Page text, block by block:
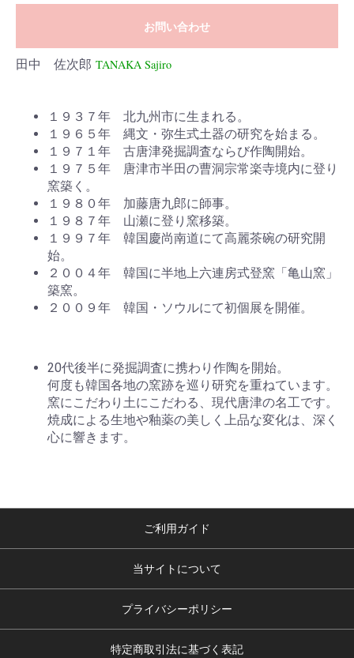
お問い合わせ
田中 佐次郎 TANAKA Sajiro
１９３７年 北九州市に生まれる。
１９６５年 縄文・弥生式土器の研究を始まる。
１９７１年 古唐津発掘調査ならび作陶開始。
１９７５年 唐津市半田の曹洞宗常楽寺境内に登り
窯築く。
１９８０年 加藤唐九郎に師事。
１９８７年 山瀬に登り窯移築。
１９９７年 韓国慶尚南道にて高麗茶碗の研究開
始。
２００４年 韓国に半地上六連房式登窯「亀山窯」
築窯。
２００９年 韓国・ソウルにて初個展を開催。
20代後半に発掘調査に携わり作陶を開始。
何度も韓国各地の窯跡を巡り研究を重ねています。
窯にこだわり土にこだわる、現代唐津の名工です。
焼成による生地や釉薬の美しく上品な変化は、深く
心に響きます。
ご利用ガイド
当サイトについて
プライバシーポリシー
特定商取引法に基づく表記